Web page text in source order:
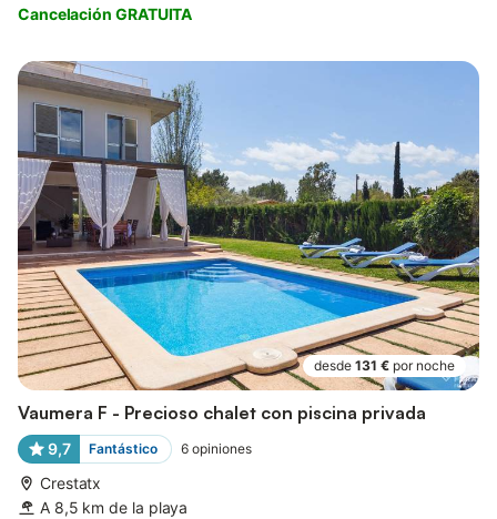
Cancelación GRATUITA
desde 131 € por noche
Vaumera F - Precioso chalet con piscina privada
9,7 Fantástico 6 opiniones
Crestatx
A 8,5 km de la playa